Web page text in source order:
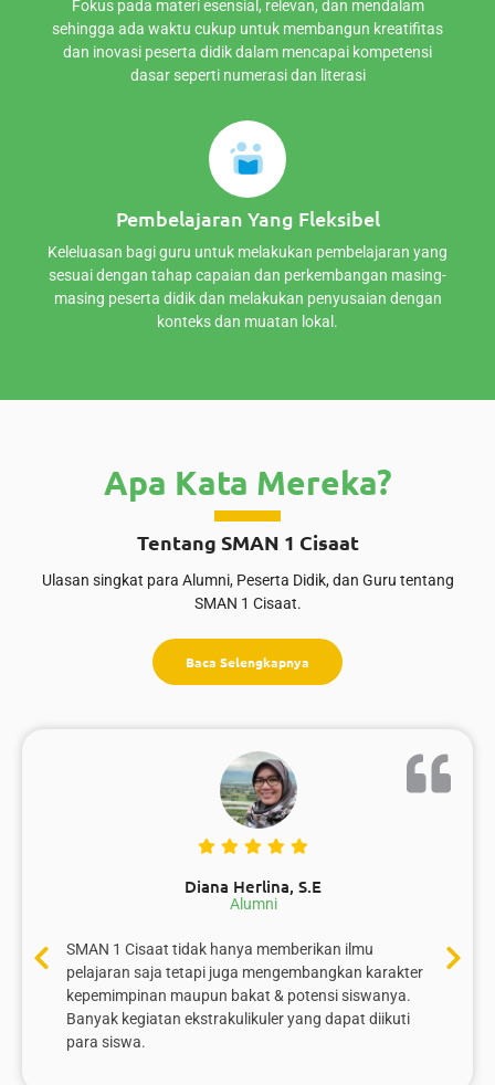
Fokus pada materi esensial, relevan, dan mendalam
sehingga ada waktu cukup untuk membangun kreatifitas
dan inovasi peserta didik dalam mencapai kompetensi
dasar seperti numerasi dan literasi
Pembelajaran Yang Fleksibel
Keleluasan bagi guru untuk melakukan pembelajaran yang
sesuai dengan tahap capaian dan perkembangan masing-
masing peserta didik dan melakukan penyusaian dengan
konteks dan muatan lokal.
Apa Kata Mereka?
Tentang SMAN 1 Cisaat
Ulasan singkat para Alumni, Peserta Didik, dan Guru tentang
SMAN 1 Cisaat.
Baca Selengkapnya
Diana Herlina, S.E
Alumni
SMAN 1 Cisaat tidak hanya memberikan ilmu
pelajaran saja tetapi juga mengembangkan karakter
kepemimpinan maupun bakat & potensi siswanya.
Banyak kegiatan ekstrakulikuler yang dapat diikuti
para siswa.